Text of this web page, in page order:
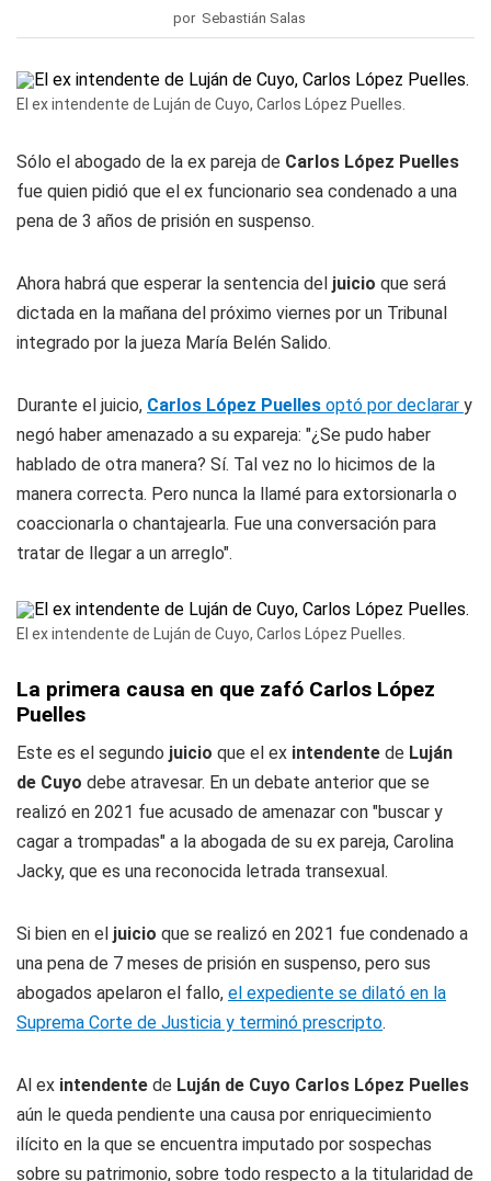
por Sebastián Salas
El ex intendente de Luján de Cuyo, Carlos López Puelles.
Sólo el abogado de la ex pareja de Carlos López Puelles
fue quien pidió que el ex funcionario sea condenado a una
pena de 3 años de prisión en suspenso.
Ahora habrá que esperar la sentencia del juicio que será
dictada en la mañana del próximo viernes por un Tribunal
integrado por la jueza María Belén Salido.
Durante el juicio, Carlos López Puelles optó por declarar y
negó haber amenazado a su expareja: "¿Se pudo haber
hablado de otra manera? Sí. Tal vez no lo hicimos de la
manera correcta. Pero nunca la llamé para extorsionarla o
coaccionarla o chantajearla. Fue una conversación para
tratar de llegar a un arreglo".
El ex intendente de Luján de Cuyo, Carlos López Puelles.
La primera causa en que zafó Carlos López
Puelles
Este es el segundo juicio que el ex intendente de Luján
de Cuyo debe atravesar. En un debate anterior que se
realizó en 2021 fue acusado de amenazar con "buscar y
cagar a trompadas" a la abogada de su ex pareja, Carolina
Jacky, que es una reconocida letrada transexual.
Si bien en el juicio que se realizó en 2021 fue condenado a
una pena de 7 meses de prisión en suspenso, pero sus
abogados apelaron el fallo, el expediente se dilató en la
Suprema Corte de Justicia y terminó prescripto.
Al ex intendente de Luján de Cuyo Carlos López Puelles
aún le queda pendiente una causa por enriquecimiento
ilícito en la que se encuentra imputado por sospechas
sobre su patrimonio, sobre todo respecto a la titularidad de